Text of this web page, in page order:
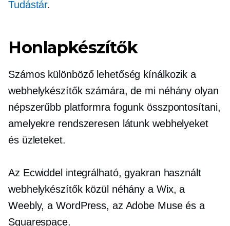
Tudástár.
Honlapkészítők
Számos különböző lehetőség kínálkozik a
webhelykészítők számára, de mi néhány olyan
népszerűbb platformra fogunk összpontosítani,
amelyekre rendszeresen látunk webhelyeket
és üzleteket.
Az Ecwiddel integrálható, gyakran használt
webhelykészítők közül néhány a Wix, a
Weebly, a WordPress, az Adobe Muse és a
Squarespace.